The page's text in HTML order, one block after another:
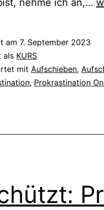
nehme ich an,…
am 7. September 2023
als KURS
mit Aufschieben,
, Prokrastination